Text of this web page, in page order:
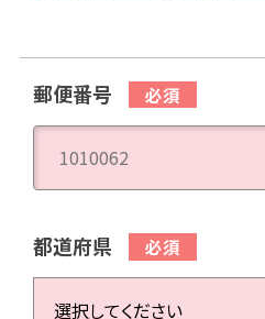
郵便番号
都道府県